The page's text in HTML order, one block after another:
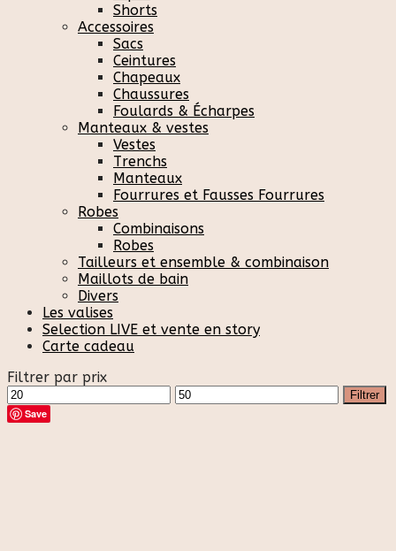
Shorts
Accessoires
Sacs
Ceintures
Chapeaux
Chaussures
Foulards & Écharpes
Manteaux & vestes
Vestes
Trenchs
Manteaux
Fourrures et Fausses Fourrures
Robes
Combinaisons
Robes
Tailleurs et ensemble & combinaison
Maillots de bain
Divers
Les valises
Selection LIVE et vente en story
Carte cadeau
Filtrer par prix
Prix
min
Prix
max
Filtrer
Save